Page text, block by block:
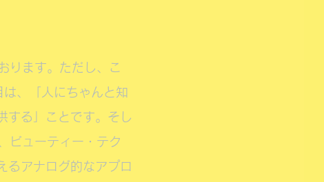
ります。ただし、こ
、「人にちゃんと知
する」ことです。そし
ビューティー・テク
るアナログ的なアプロ